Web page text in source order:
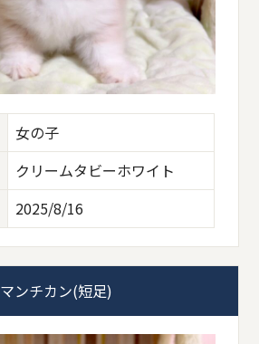
女の子
クリームタビーホワイト
2025/8/16
マンチカン(短足)